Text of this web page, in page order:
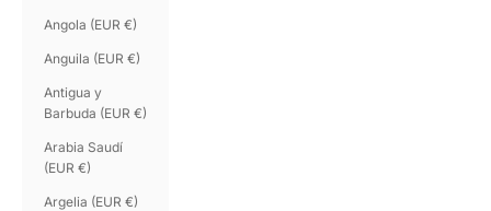
Angola (EUR €)
Anguila (EUR €)
Antigua y
Barbuda (EUR €)
Arabia Saudí
(EUR €)
Argelia (EUR €)